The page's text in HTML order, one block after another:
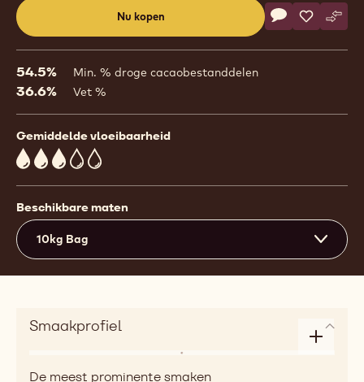
Nu kopen
a
window)
Actions
Schrijf een
- 811Opslaan
- 811-
54.5% Min. % droge cacaobestanddelen
36.6% Vet %
Gemiddelde vloeibaarheid
3
Beschikbare maten
10kg Bag
Smaakprofiel
taste
De meest prominente smaken